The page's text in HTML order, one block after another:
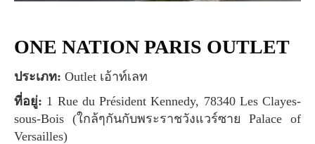
ONE NATION PARIS OUTLET
ประเภท: Outlet เอ้าท์เลท
ที่อยู่: 1 Rue du Président Kennedy, 78340 Les Clayes-
sous-Bois (ใกล้ๆกันกับพระราชวังแวร์ซาย Palace of
Versailles)